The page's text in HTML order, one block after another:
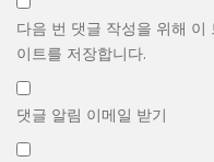
다음 번 댓글 작성을 위해
이트를 저장합니다.
댓글 알림 이메일 받기